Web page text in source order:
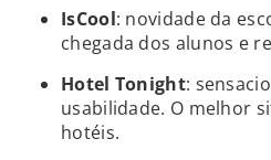
IsCool: novidade da
chegada dos alunos e
Hotel Tonight:
usabilidade. O melhor
hotéis.